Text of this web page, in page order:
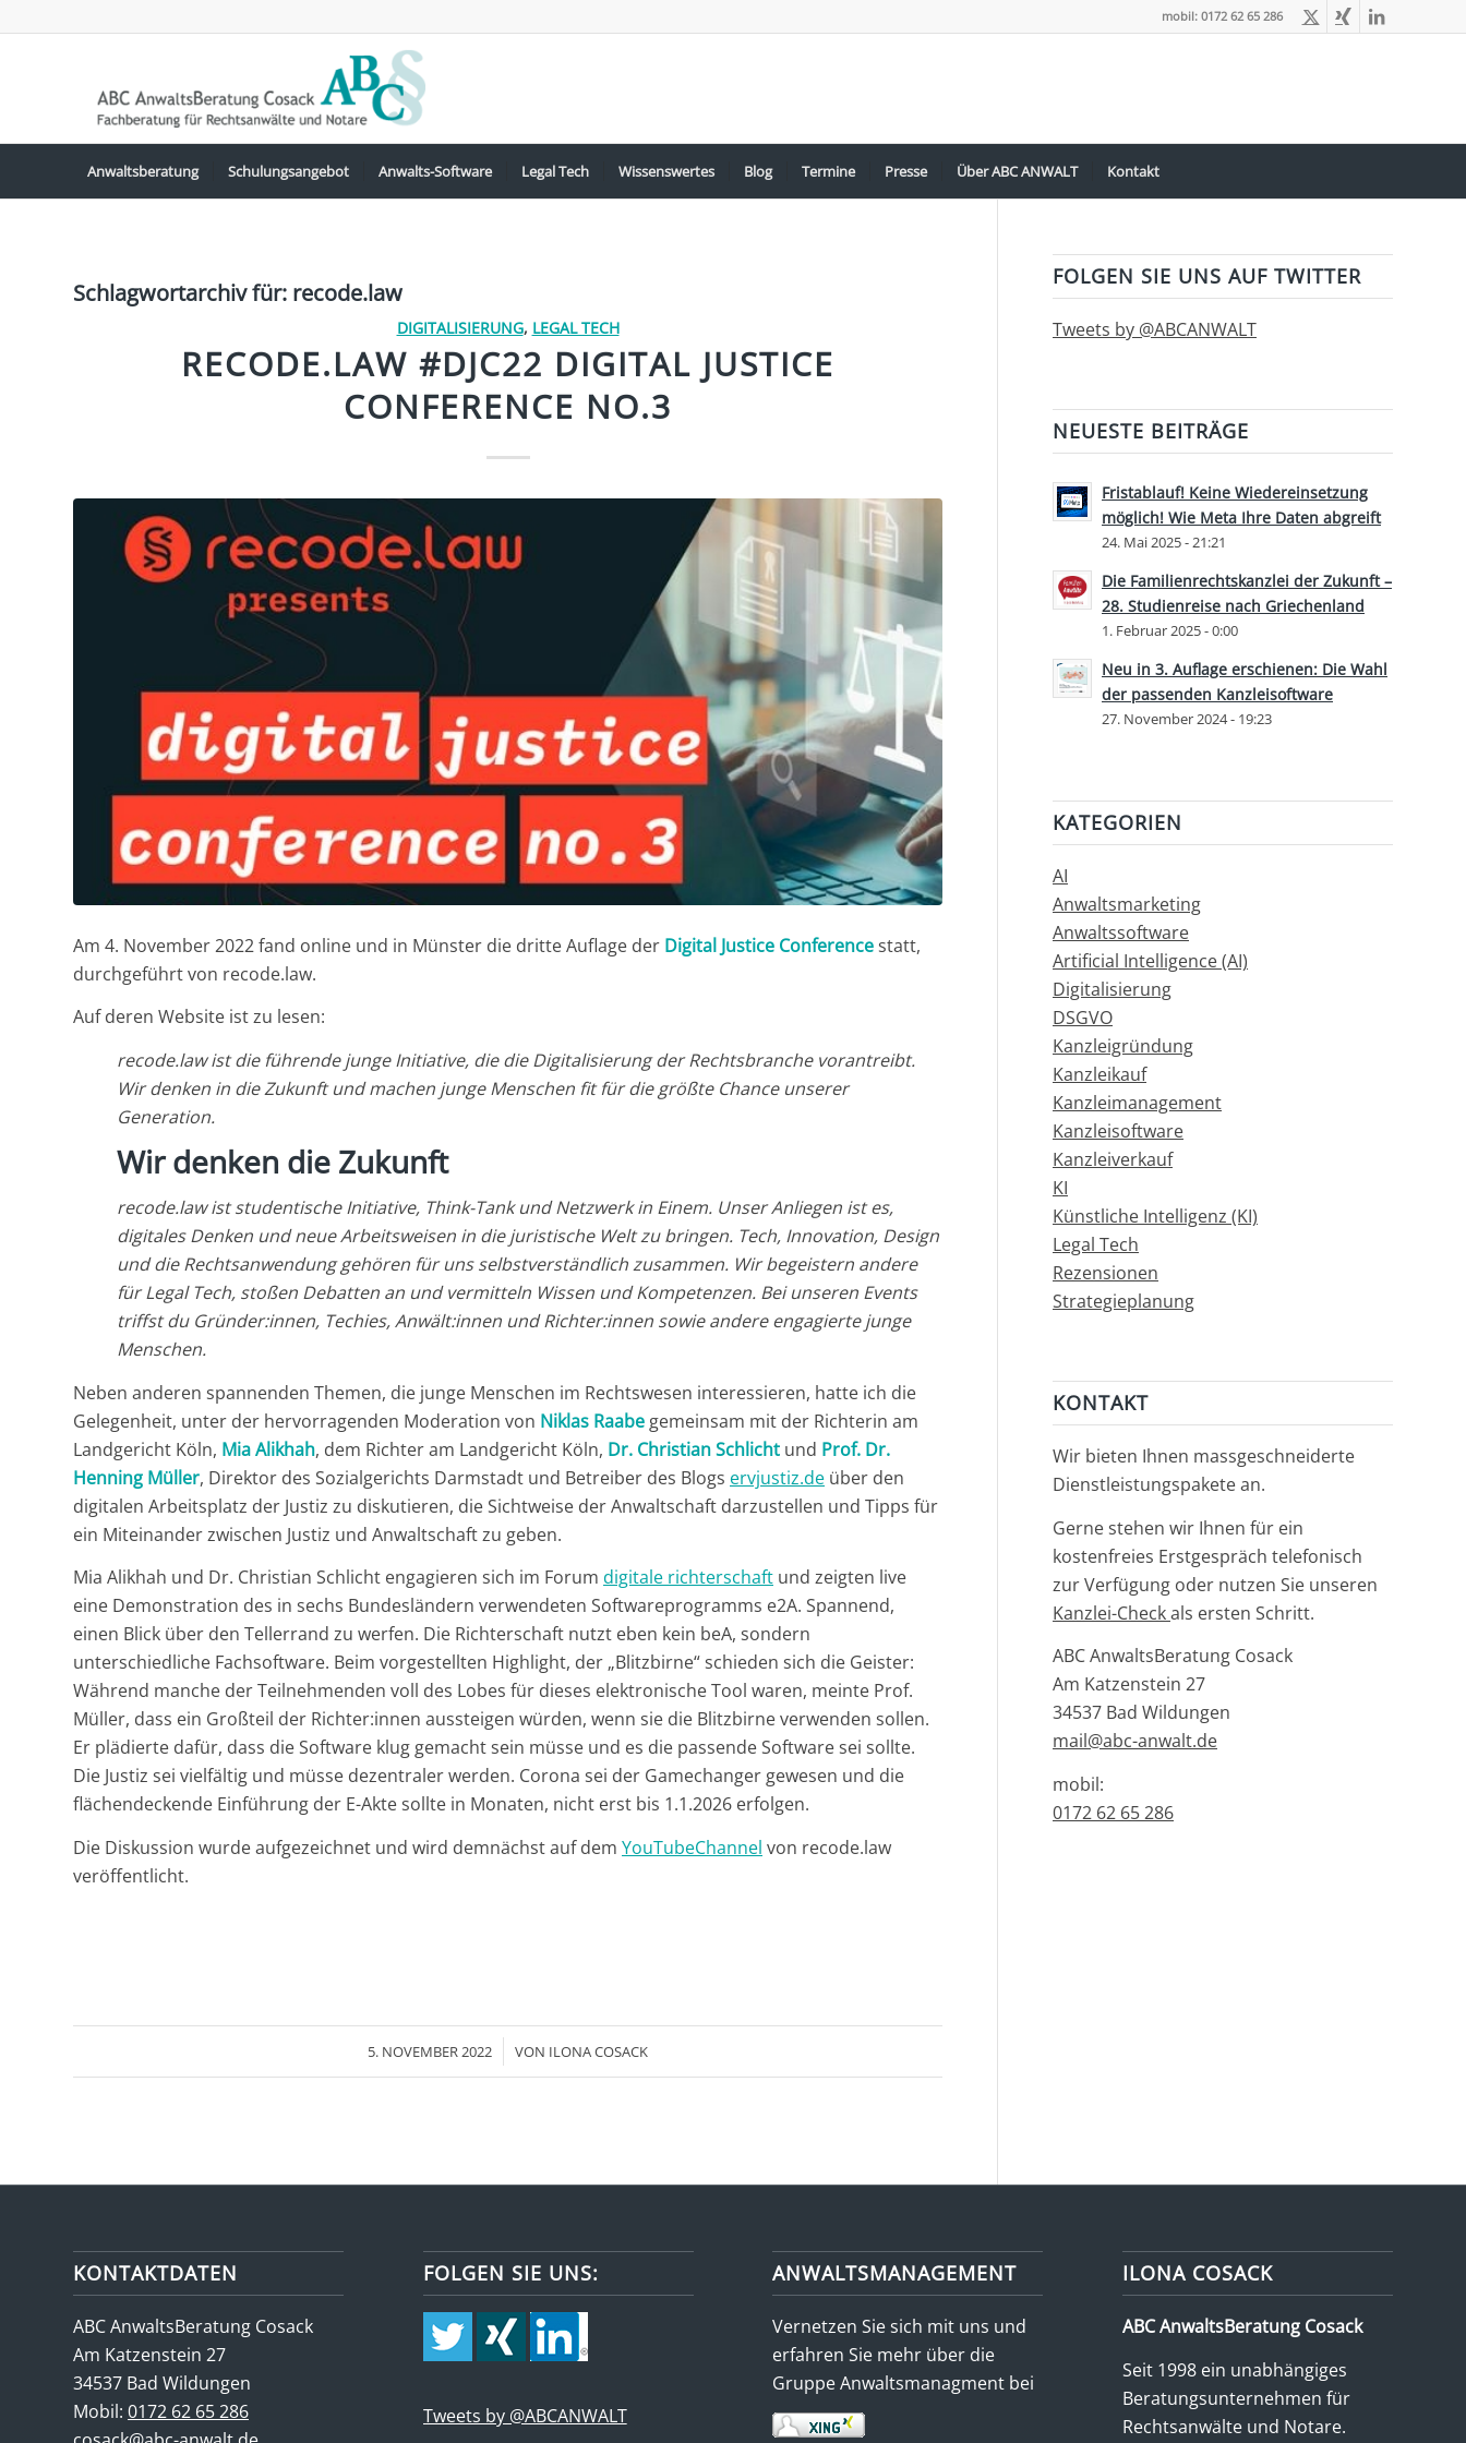
mobil: 0172 62 65 286
Anwaltsberatung Schulungsangebot Anwalts-Software Legal Tech Wissenswertes Blog Termine Presse Über ABC ANWALT Kontakt
Schlagwortarchiv für: recode.law
DIGITALISIERUNG, LEGAL TECH
RECODE.LAW #DJC22 DIGITAL JUSTICE
CONFERENCE NO.3
Am 4. November 2022 fand online und in Münster die dritte Auflage der Digital Justice Conferencestatt,
durchgeführt von recode.law.
Auf deren Website ist zu lesen:
recode.law ist die führende junge Initiative, die die Digitalisierung der Rechtsbranche vorantreibt.
Wir denken in die Zukunft und machen junge Menschen fit für die größte Chance unserer
Generation.
Wir denken die Zukunft
recode.law ist studentische Initiative, Think-Tank und Netzwerk in Einem. Unser Anliegen ist es,
digitales Denken und neue Arbeitsweisen in die juristische Welt zu bringen. Tech, Innovation, Design
und die Rechtsanwendung gehören für uns selbstverständlich zusammen. Wir begeistern andere
für Legal Tech, stoßen Debatten an und vermitteln Wissen und Kompetenzen. Bei unseren Events
triffst du Gründer:innen, Techies, Anwält:innen und Richter:innen sowie andere engagierte junge
Menschen.
Neben anderen spannenden Themen, die junge Menschen im Rechtswesen interessieren, hatte ich die
Gelegenheit, unter der hervorragenden Moderation von Niklas Raabe gemeinsam mit der Richterin am
Landgericht Köln, Mia Alikhah, dem Richter am Landgericht Köln, Dr. Christian Schlicht und Prof. Dr.
Henning Müller, Direktor des Sozialgerichts Darmstadt und Betreiber des Blogs ervjustiz.de über den
digitalen Arbeitsplatz der Justiz zu diskutieren, die Sichtweise der Anwaltschaft darzustellen und Tipps für
ein Miteinander zwischen Justiz und Anwaltschaft zu geben.
Mia Alikhah und Dr. Christian Schlicht engagieren sich im Forum digitale richterschaft und zeigten live
eine Demonstration des in sechs Bundesländern verwendeten Softwareprogramms e2A. Spannend,
einen Blick über den Tellerrand zu werfen. Die Richterschaft nutzt eben kein beA, sondern
unterschiedliche Fachsoftware. Beim vorgestellten Highlight, der „Blitzbirne“ schieden sich die Geister:
Während manche der Teilnehmenden voll des Lobes für dieses elektronische Tool waren, meinte Prof.
Müller, dass ein Großteil der Richter:innen aussteigen würden, wenn sie die Blitzbirne verwenden sollen.
Er plädierte dafür, dass die Software klug gemacht sein müsse und es die passende Software sei sollte.
Die Justiz sei vielfältig und müsse dezentraler werden. Corona sei der Gamechanger gewesen und die
flächendeckende Einführung der E-Akte sollte in Monaten, nicht erst bis 1.1.2026 erfolgen.
Die Diskussion wurde aufgezeichnet und wird demnächst auf dem YouTubeChannel von recode.law
veröffentlicht.
5. NOVEMBER 2022
/ VON ILONA COSACK
FOLGEN SIE UNS AUF TWITTER
Tweets by @ABCANWALT
NEUESTE BEITRÄGE
Fristablauf! Keine Wiedereinsetzung
möglich! Wie Meta Ihre Daten abgreift
24. Mai 2025 - 21:21
Die Familienrechtskanzlei der Zukunft –
28. Studienreise nach Griechenland
1. Februar 2025 - 0:00
Neu in 3. Auflage erschienen: Die Wahl
der passenden Kanzleisoftware
27. November 2024 - 19:23
KATEGORIEN
AI
Anwaltsmarketing
Anwaltssoftware
Artificial Intelligence (AI)
Digitalisierung
DSGVO
Kanzleigründung
Kanzleikauf
Kanzleimanagement
Kanzleisoftware
Kanzleiverkauf
KI
Künstliche Intelligenz (KI)
Legal Tech
Rezensionen
Strategieplanung
KONTAKT
Wir bieten Ihnen massgeschneiderte
Dienstleistungspakete an.
Gerne stehen wir Ihnen für ein
kostenfreies Erstgespräch telefonisch
zur Verfügung oder nutzen Sie unseren
Kanzlei-Checkals ersten Schritt.
ABC AnwaltsBeratung Cosack
Am Katzenstein 27
34537 Bad Wildungen
mail@abc-anwalt.de
mobil:
0172 62 65 286
KONTAKTDATEN
ABC AnwaltsBeratung Cosack
Am Katzenstein 27
34537 Bad Wildungen
Mobil: 0172 62 65 286
FOLGEN SIE UNS:
Tweets by @ABCANWALT
ANWALTSMANAGEMENT
Vernetzen Sie sich mit uns und
erfahren Sie mehr über die
Gruppe Anwaltsmanagment bei
ILONA COSACK
ABC AnwaltsBeratung Cosack
Seit 1998 ein unabhängiges
Beratungsunternehmen für
Rechtsanwälte und Notare.